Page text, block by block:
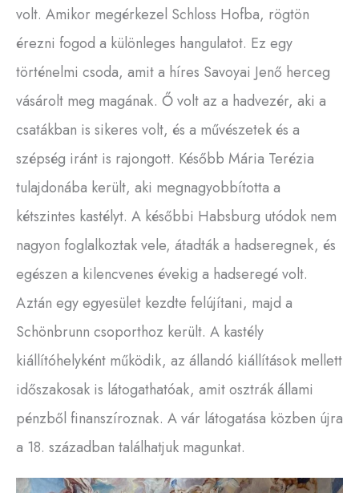
volt. Amikor megérkezel Schloss Hofba, rögtön
érezni fogod a különleges hangulatot. Ez egy
történelmi csoda, amit a híres Savoyai Jenő herceg
vásárolt meg magának. Ő volt az a hadvezér, aki a
csatákban is sikeres volt, és a művészetek és a
szépség iránt is rajongott. Később Mária Terézia
tulajdonába került, aki megnagyobbította a
kétszintes kastélyt. A későbbi Habsburg utódok nem
nagyon foglalkoztak vele, átadták a hadseregnek, és
egészen a kilencvenes évekig a hadseregé volt.
Aztán egy egyesület kezdte felújítani, majd a
Schönbrunn csoporthoz került. A kastély
kiállítóhelyként működik, az állandó kiállítások mellett
időszakosak is látogathatóak, amit osztrák állami
pénzből finanszíroznak. A vár látogatása közben újra
a 18. században találhatjuk magunkat.